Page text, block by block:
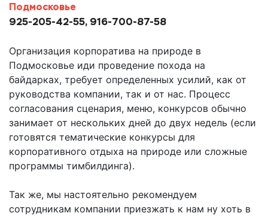
Подмосковье
925-205-42-55, 916-700-87-58
Организация корпоратива на природе в
Подмосковье иди проведение похода на
байдарках, требует определенных усилий, как от
руководства компании, так и от нас. Процесс
согласования сценария, меню, конкурсов обычно
занимает от нескольких дней до двух недель (если
готовятся тематические конкурсы для
корпоративного отдыха на природе или сложные
программы тимбилдинга).
Так же, мы настоятельно рекомендуем
сотрудникам компании приезжать к нам ну хоть в